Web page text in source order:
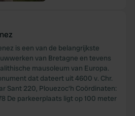
is een van de belangrijkste
van Bretagne en tevens
mausoleum van Europa.
dat dateert uit 4600 v. Chr.
Sant 220, Plouezoc'h Coördinaten:
De parkeerplaats ligt op 100 meter